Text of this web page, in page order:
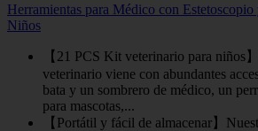
Herramientas para Médico con
Niños
【21 PCS Kit veterinario para niños
veterinario viene con abundantes
bata y un sombrero de médico, un
para mascotas,...
【Portátil y fácil de almacenar】